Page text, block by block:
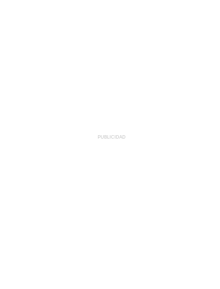
PUBLICIDAD